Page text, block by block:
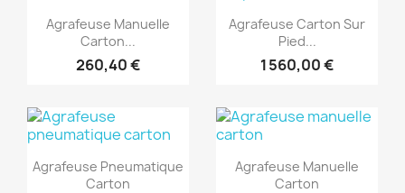
Aperçu rapide
Agrafeuse Manuelle
Carton...
260,40 €
Aperçu rapide
Agrafeuse Carton Sur
Pied...
1 560,00 €
Aperçu rapide
Agrafeuse Pneumatique
Carton
(1)
Aperçu rapide
Agrafeuse Manuelle
Carton